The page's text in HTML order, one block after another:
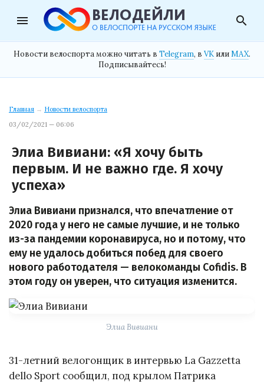
menu search
Новости велоспорта можно читать в Telegram, в VK илиMAX.
Подписывайтесь!
Главная → Новости велоспорта
03/02/2021 — 06:06
Элиа Вивиани: «Я хочу быть
первым. И не важно где. Я хочу
успеха»
Элиа Вивиани признался, что впечатление от
2020 года у него не самые лучшие, и не только
из-за пандемии коронавируса, но и потому, что
ему не удалось добиться побед для своего
нового работодателя — велокоманды Cofidis. В
этом году он уверен, что ситуация изменится.
Элиа Вивиани
31-летний велогонщик в интервью La Gazzetta
dello Sport сообщил, под крылом Патрика